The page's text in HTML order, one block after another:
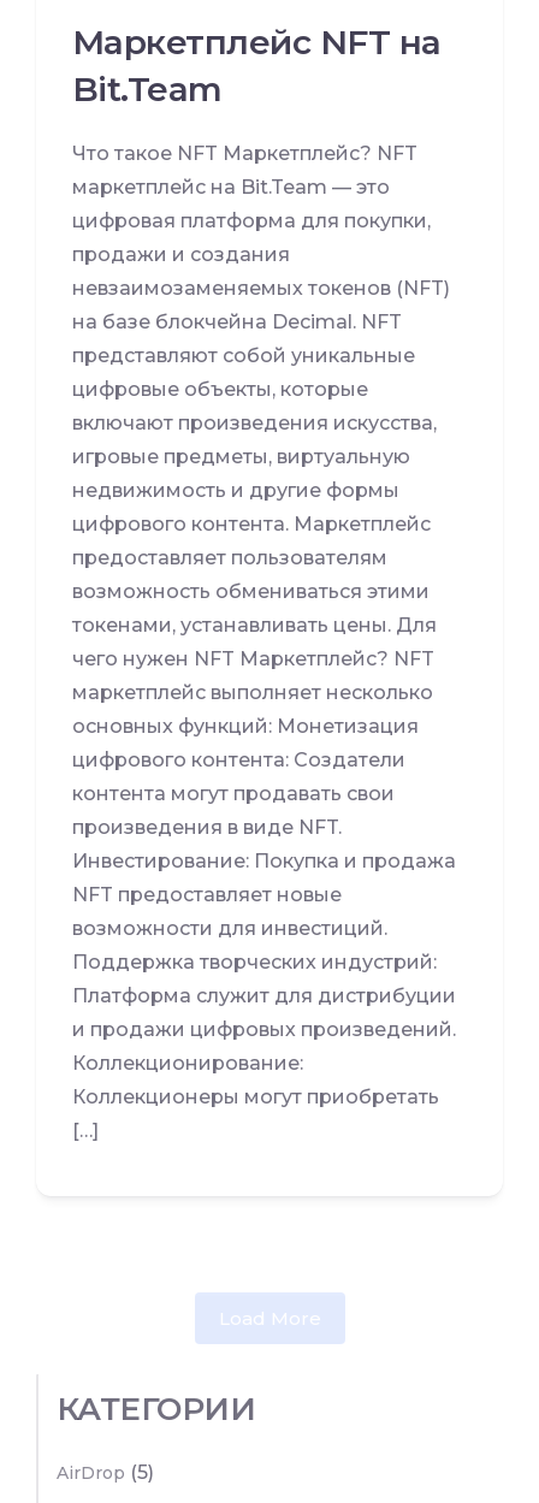
Маркетплейс NFT на
Bit.Team
Что такое NFT Маркетплейс? NFT
маркетплейс на Bit.Team — это
цифровая платформа для покупки,
продажи и создания
невзаимозаменяемых токенов (NFT)
на базе блокчейна Decimal. NFT
представляют собой уникальные
цифровые объекты, которые
включают произведения искусства,
игровые предметы, виртуальную
недвижимость и другие формы
цифрового контента. Маркетплейс
предоставляет пользователям
возможность обмениваться этими
токенами, устанавливать цены. Для
чего нужен NFT Маркетплейс? NFT
маркетплейс выполняет несколько
основных функций: Монетизация
цифрового контента: Создатели
контента могут продавать свои
произведения в виде NFT.
Инвестирование: Покупка и продажа
NFT предоставляет новые
возможности для инвестиций.
Поддержка творческих индустрий:
Платформа служит для дистрибуции
и продажи цифровых произведений.
Коллекционирование:
Коллекционеры могут приобретать
[…]
Load More
КАТЕГОРИИ
AirDrop (5)